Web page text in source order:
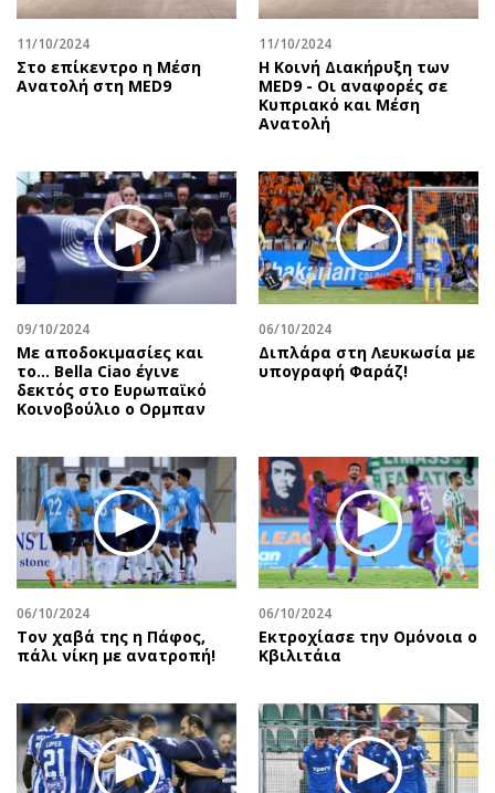
11/10/2024
Στο επίκεντρο η Μέση
Ανατολή στη MED9
11/10/2024
Η Κοινή Διακήρυξη των
MED9 - Οι αναφορές σε
Κυπριακό και Μέση
Ανατολή
09/10/2024
Με αποδοκιμασίες και
το… Bella Ciao έγινε
δεκτός στο Ευρωπαϊκό
Κοινοβούλιο ο Ορμπαν
06/10/2024
Διπλάρα στη Λευκωσία με
υπογραφή Φαράζ!
06/10/2024
Τον χαβά της η Πάφος,
πάλι νίκη με ανατροπή!
06/10/2024
Εκτροχίασε την Ομόνοια ο
Κβιλιτάια